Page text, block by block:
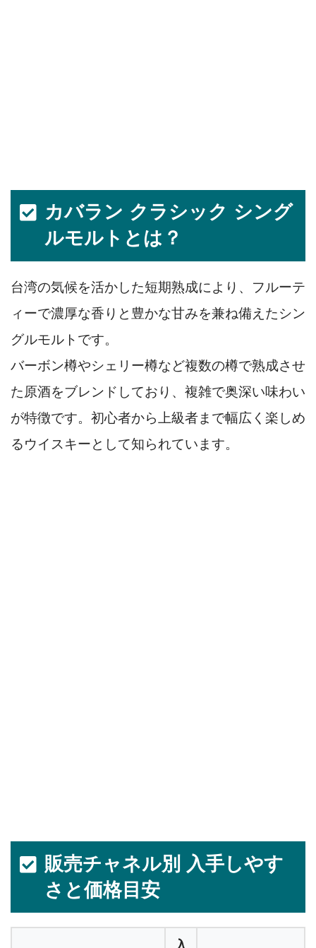
カバラン クラシック シング
ルモルトとは？
台湾の気候を活かした短期熟成により、フルーテ
ィーで濃厚な香りと豊かな甘みを兼ね備えたシン
グルモルトです。
バーボン樽やシェリー樽など複数の樽で熟成させ
た原酒をブレンドしており、複雑で奥深い味わい
が特徴です。初心者から上級者まで幅広く楽しめ
るウイスキーとして知られています。
販売チャネル別 入手しやす
さと価格目安